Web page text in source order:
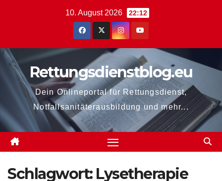
10. August 2026 22:12
Rettungsdienstblog.eu
Dein Onlineportal für Rettungsdienst,
Notfallsanitäterausbildung und mehr...
Schlagwort: Lysetherapie